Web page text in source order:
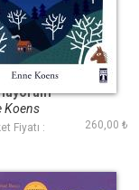
ve
Koens
Fiyatı : 260,00 ₺